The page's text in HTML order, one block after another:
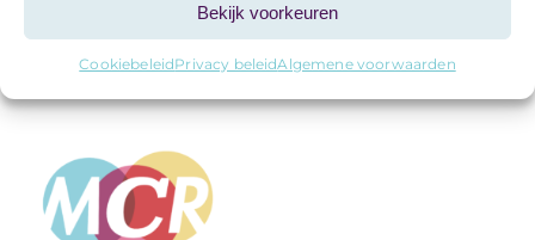
Bekijk voorkeuren
CookiebeleidPrivacy beleidAlgemene voorwaarden